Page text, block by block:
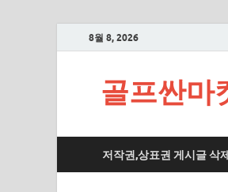
8월 8, 2026
골프싼마
저작권,상표권 게시글 삭